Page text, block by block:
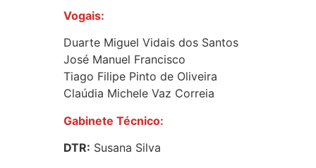
Vogais:
Duarte Miguel Vidais dos Santos
José Manuel Francisco
Tiago Filipe Pinto de Oliveira
Claúdia Michele Vaz Correia
Gabinete Técnico:
DTR: Susana Silva